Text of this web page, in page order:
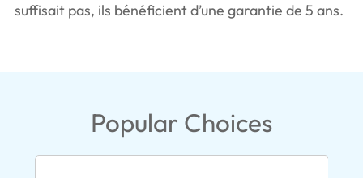
suffisait pas, ils bénéficient d’une garantie de 5 ans.
Popular Choices